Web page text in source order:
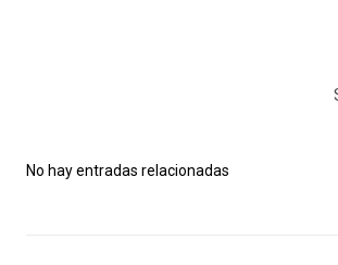
No hay entradas relacionadas